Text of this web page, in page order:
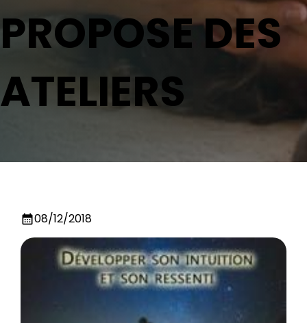
PROPOSE DES
ATELIERS
calendar_month08/12/2018